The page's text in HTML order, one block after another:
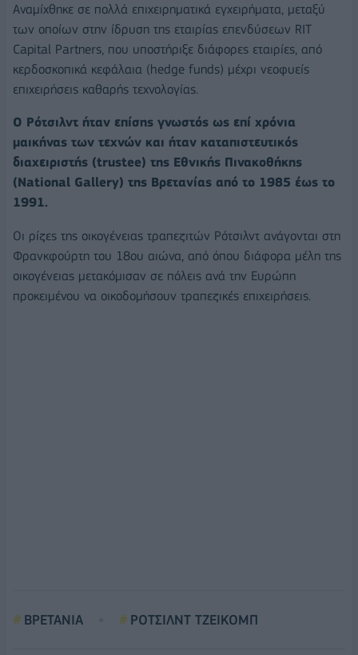
Αναμίχθηκε σε πολλά επιχειρηματικά εγχειρήματα, μεταξύ
των οποίων στην ίδρυση της εταιρίας επενδύσεων RIT
Capital Partners, που υποστήριξε διάφορες εταιρίες, από
κερδοσκοπικά κεφάλαια (hedge funds) μέχρι νεοφυείς
επιχειρήσεις καθαρής τεχνολογίας.
Ο Ρότσιλντ ήταν επίσης γνωστός ως επί χρόνια
μαικήνας των τεχνών και ήταν καταπιστευτικός
διαχειριστής (trustee) της Εθνικής Πινακοθήκης
(National Gallery) της Βρετανίας από το 1985 έως το
1991.
Οι ρίζες της οικογένειας τραπεζιτών Ρότσιλντ ανάγονται στη
Φρανκφούρτη του 18ου αιώνα, από όπου διάφορα μέλη της
οικογένειας μετακόμισαν σε πόλεις ανά την Ευρώπη
προκειμένου να οικοδομήσουν τραπεζικές επιχειρήσεις.
ΒΡΕΤΑΝΙΑ ΡΟΤΣΙΛΝΤ ΤΖΕΙΚΟΜΠ